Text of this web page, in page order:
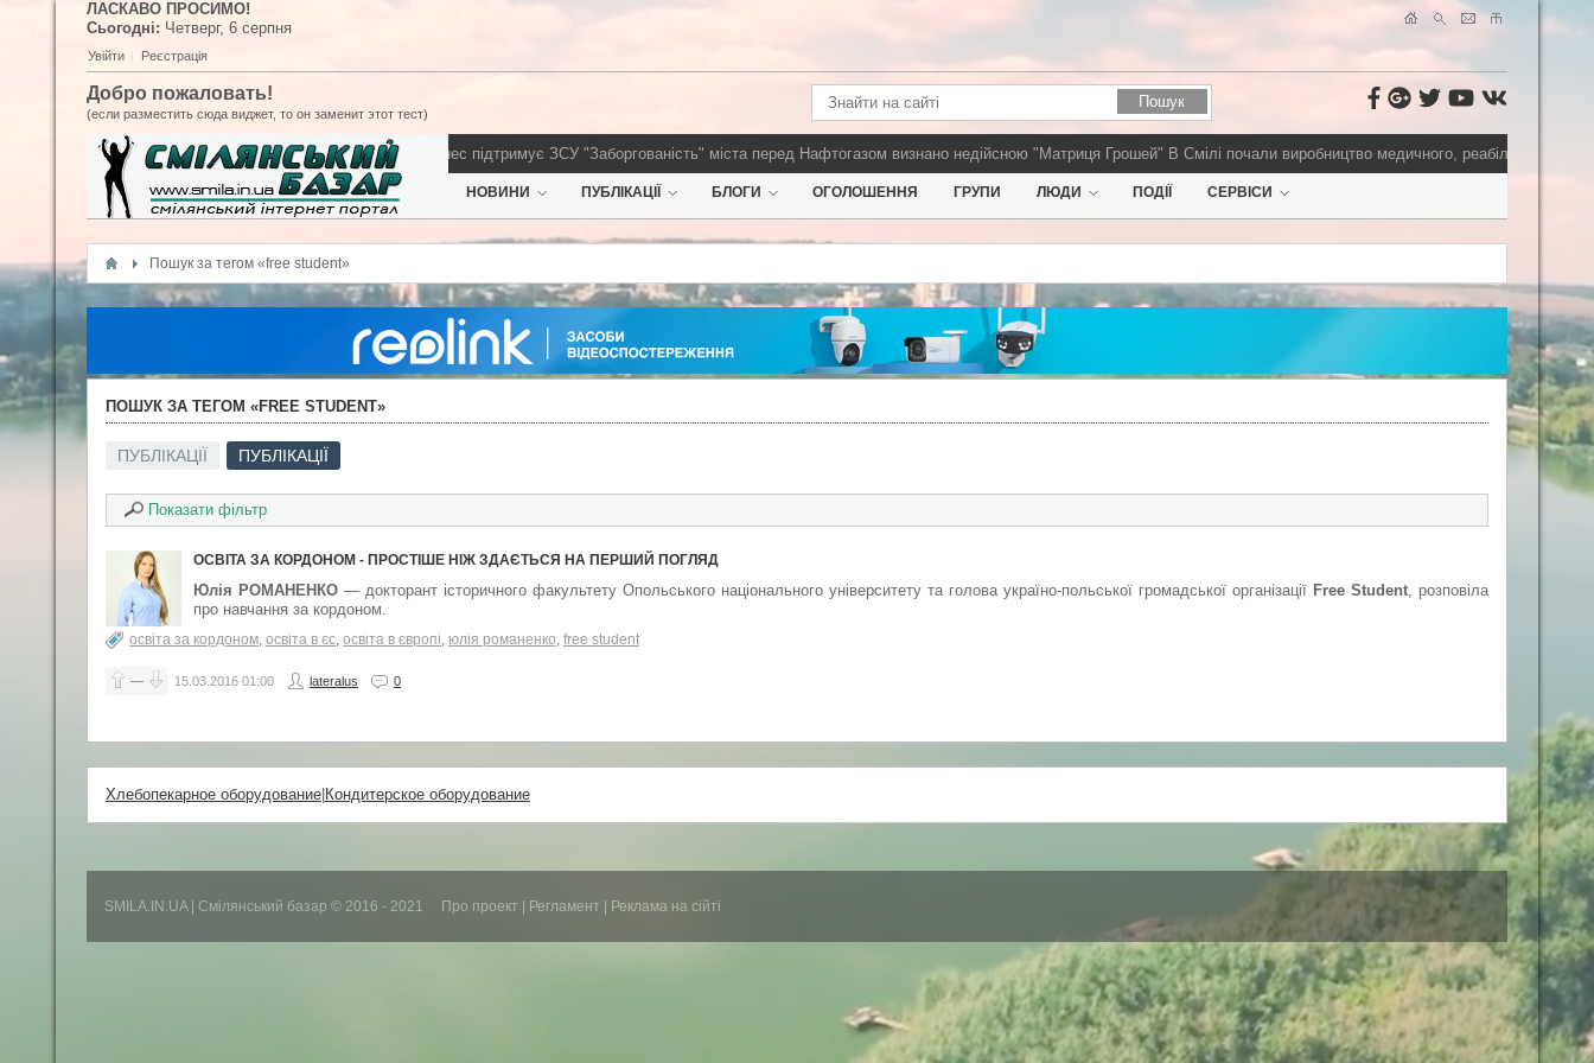
ЛАСКАВО ПРОСИМО!
Сьогодні: Четверг, 6серпня
Увійти Реєстрація
Добро пожаловать!
(если разместить сюда виджет, то он заменит этот тест)
Як Смілянський бізнес підтримує ЗСУ "Заборгованість" міста перед Нафтогазом визнано недійсною "Матриця Грошей" В Смілі почали виробництво медичного, реабілітаційного
і не запросив виступити на день міста
НОВИНИ ПУБЛІКАЦІЇ БЛОГИ ОГОЛОШЕННЯ ГРУПИ ЛЮДИ ПОДІЇ СЕРВІСИ
Пошук за тегом «free student»
ПОШУК ЗА ТЕГОМ «FREE STUDENT»
ПУБЛІКАЦІЇ ПУБЛІКАЦІЇ
Показати фільтр
ОСВІТА ЗА КОРДОНОМ - ПРОСТІШЕ НІЖ ЗДАЄТЬСЯ НА ПЕРШИЙ ПОГЛЯД
Юлія РОМАНЕНКО— докторант історичного факультету Опольського національного університету та голова україно-польської громадської організації Free Student, розповіла
про навчання за кордоном.
освіта за кордоном, освіта в єс, освіта в європі, юлія романенко, free student
— 15.03.2016 01:00 lateralus 0
Хлебопекарное оборудование| Кондитерское оборудование
SMILA.IN.UA | Смілянський базар © 2016 - 2021 Про проект Регламент Реклама на сійті